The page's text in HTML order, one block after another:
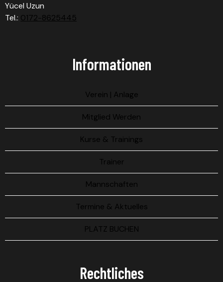
Yücel Uzun
Tel.: 0172-8625445
Informationen
Verein | Anlage
Mitglied Werden
Kurse & Trainings
Trainer
Mannschaften
Termine & Aktuelles
PLATZ BUCHEN
Rechtliches